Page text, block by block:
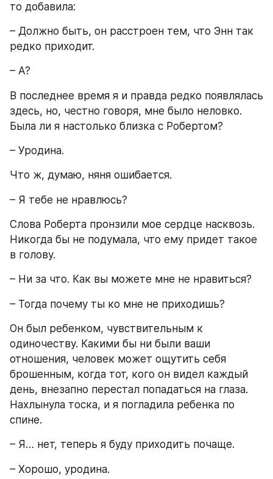
то добавила:
– Должно быть, он расстроен тем, что Энн так
редко приходит.
– А?
В последнее время я и правда редко появлялась
здесь, но, честно говоря, мне было неловко.
Была ли я настолько близка с Робертом?
– Уродина.
Что ж, думаю, няня ошибается.
– Я тебе не нравлюсь?
Слова Роберта пронзили мое сердце насквозь.
Никогда бы не подумала, что ему придет такое
в голову.
– Ни за что. Как вы можете мне не нравиться?
– Тогда почему ты ко мне не приходишь?
Он был ребенком, чувствительным к
одиночеству. Какими бы ни были ваши
отношения, человек может ощутить себя
брошенным, когда тот, кого он видел каждый
день, внезапно перестал попадаться на глаза.
Нахлынула тоска, и я погладила ребенка по
спине.
– Я… нет, теперь я буду приходить почаще.
– Хорошо, уродина.